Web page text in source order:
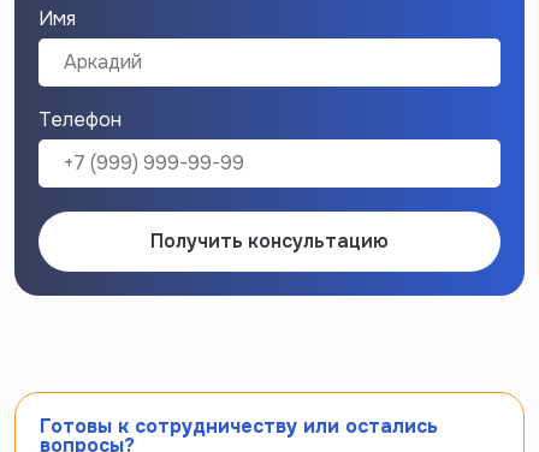
Имя
Телефон
Получить консультацию
Готовы к сотрудничеству или остались
вопросы?